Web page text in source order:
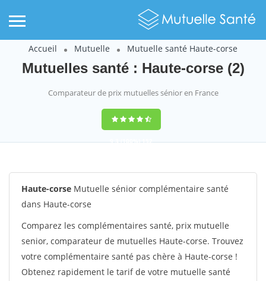
Accueil Mutuelle Mutuelle santé Haute-corse
Mutuelles santé : Haute-corse (2)
Comparateur de prix mutuelles sénior en France
9,3(100%)152
Haute-corse Mutuelle sénior complémentaire santé
dans Haute-corse
Comparez les complémentaires santé, prix mutuelle
senior, comparateur de mutuelles Haute-corse. Trouvez
votre complémentaire santé pas chère à Haute-corse !
Obtenez rapidement le tarif de votre mutuelle santé